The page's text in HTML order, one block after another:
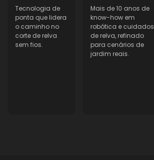
20 cm
Capacidade da bateria
5 Ah
Carregador
Tecnologia de
ponta que lidera
o caminho no
corte de relva
sem fios.
Mais de 10 anos de
know-how em
robótica e cuidados
de relva, refinado
para cenários de
jardim reais.